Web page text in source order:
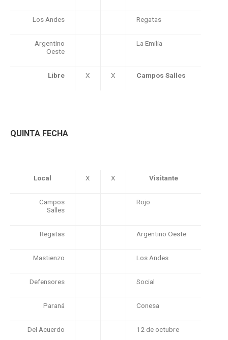
Los Andes Regatas
Argentino
Oeste
La Emilia
Libre X X Campos Salles
QUINTA FECHA
Local X X Visitante
Campos
Salles
Rojo
Regatas Argentino Oeste
Mastienzo Los Andes
Defensores Social
Paraná Conesa
Del Acuerdo 12 de octubre